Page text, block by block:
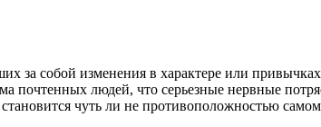
за собой изменения в характере или
почтенных людей, что серьезные нервные
чуть ли не противоположностью